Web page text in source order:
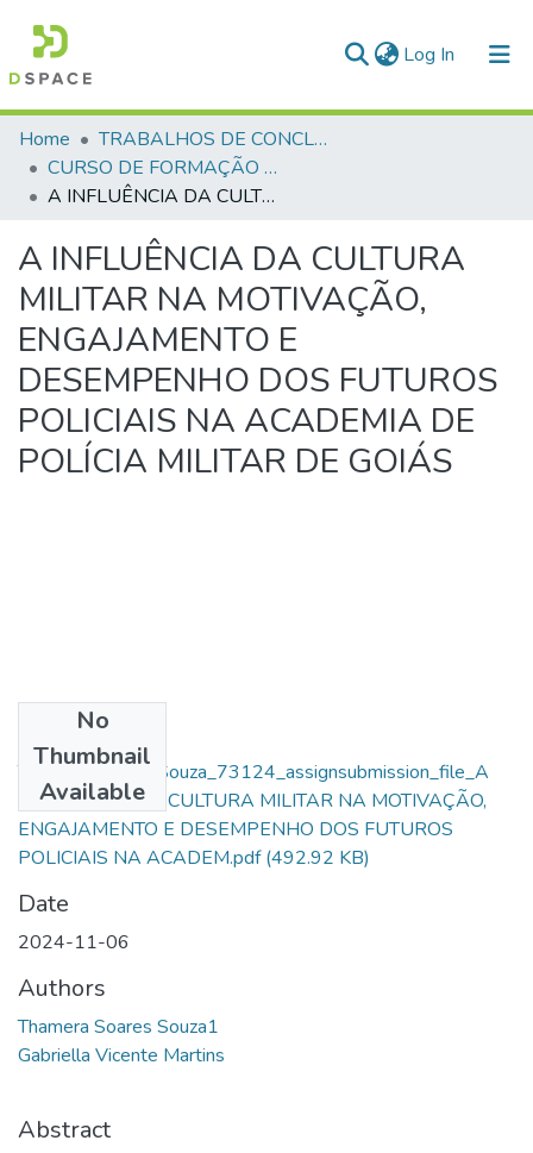
Log In (current)
Communities & Collections
All of DSpace
Home
TRABALHOS DE CONCLUSÃO DE CURSO - CFP (CURSO DE FORMAÇÃO DE PRAÇAS)
CURSO DE FORMAÇÃO DE PRAÇAS - CFP - 2024
A INFLUÊNCIA DA CULTURA MILITAR NA MOTIVAÇÃO, ENGAJAMENTO E DESEMPENHO DOS FUTUROS POLICIAIS NA ACADEMIA DE POLÍCIA MILITAR DE GOIÁS
A INFLUÊNCIA DA CULTURA
MILITAR NA MOTIVAÇÃO,
ENGAJAMENTO E
DESEMPENHO DOS FUTUROS
POLICIAIS NA ACADEMIA DE
POLÍCIA MILITAR DE GOIÁS
No
Thumbnail
Available
Thamera Soares Souza_73124_assignsubmission_file_A
INFLUÊNCIA DA CULTURA MILITAR NA MOTIVAÇÃO,
ENGAJAMENTO E DESEMPENHO DOS FUTUROS
POLICIAIS NA ACADEM.pdf(492.92 KB)
Date
2024-11-06
Authors
Thamera Soares Souza1
Gabriella Vicente Martins
Abstract